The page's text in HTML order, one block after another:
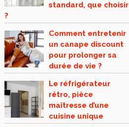
standard, que choisir
?
Comment entretenir
un canape discount
pour prolonger sa
durée de vie ?
Le réfrigérateur
rétro, pièce
maîtresse d’une
cuisine unique